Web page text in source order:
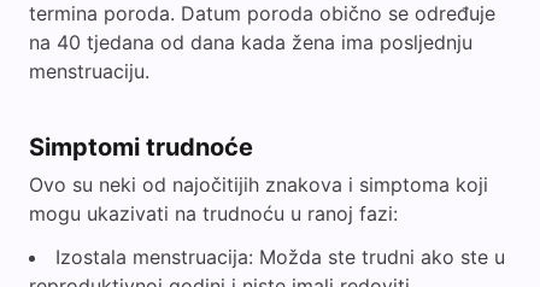
termina poroda. Datum poroda obično se određuje
na 40 tjedana od dana kada žena ima posljednju
menstruaciju.
Simptomi trudnoće
Ovo su neki od najočitijih znakova i simptoma koji
mogu ukazivati na trudnoću u ranoj fazi:
Izostala menstruacija: Možda ste trudni ako ste u